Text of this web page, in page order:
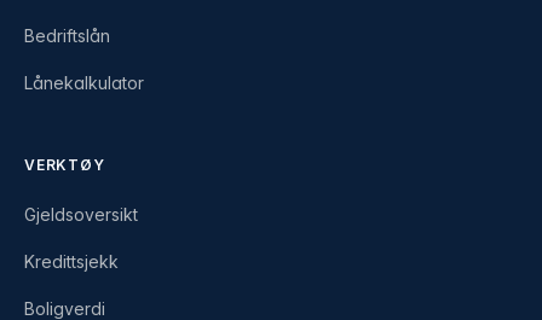
Bedriftslån
Lånekalkulator
VERKTØY
Gjeldsoversikt
Kredittsjekk
Boligverdi